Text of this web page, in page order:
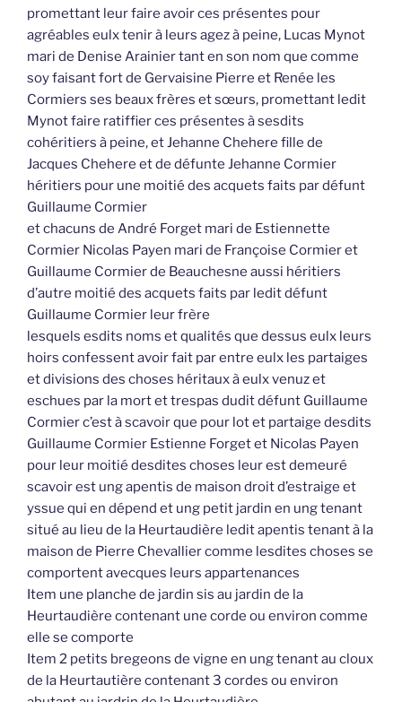
promettant leur faire avoir ces présentes pour
agréables eulx tenir à leurs agez à peine, Lucas Mynot
mari de Denise Arainier tant en son nom que comme
soy faisant fort de Gervaisine Pierre et Renée les
Cormiers ses beaux frères et sœurs, promettant ledit
Mynot faire ratiffier ces présentes à sesdits
cohéritiers à peine, et Jehanne Chehere fille de
Jacques Chehere et de défunte Jehanne Cormier
héritiers pour une moitié des acquets faits par défunt
Guillaume Cormier
et chacuns de André Forget mari de Estiennette
Cormier Nicolas Payen mari de Françoise Cormier et
Guillaume Cormier de Beauchesne aussi héritiers
d’autre moitié des acquets faits par ledit défunt
Guillaume Cormier leur frère
lesquels esdits noms et qualités que dessus eulx leurs
hoirs confessent avoir fait par entre eulx les partaiges
et divisions des choses héritaux à eulx venuz et
eschues par la mort et trespas dudit défunt Guillaume
Cormier c’est à scavoir que pour lot et partaige desdits
Guillaume Cormier Estienne Forget et Nicolas Payen
pour leur moitié desdites choses leur est demeuré
scavoir est ung apentis de maison droit d’estraige et
yssue qui en dépend et ung petit jardin en ung tenant
situé au lieu de la Heurtaudière ledit apentis tenant à la
maison de Pierre Chevallier comme lesdites choses se
comportent avecques leurs appartenances
Item une planche de jardin sis au jardin de la
Heurtaudière contenant une corde ou environ comme
elle se comporte
Item 2 petits bregeons de vigne en ung tenant au cloux
de la Heurtautière contenant 3 cordes ou environ